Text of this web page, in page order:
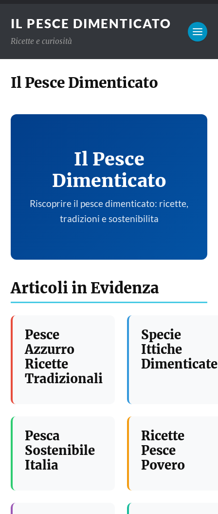
IL PESCE DIMENTICATO
Ricette e curiosità
Il Pesce Dimenticato
Il Pesce
Dimenticato
Riscoprire il pesce dimenticato: ricette,
tradizioni e sostenibilita
Articoli in Evidenza
Pesce
Azzurro
Ricette
Tradizionali
Specie
Ittiche
Dimenticate
Pesca
Sostenibile
Italia
Ricette
Pesce
Povero